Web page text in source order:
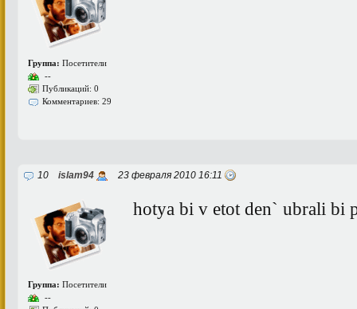
Группа: Посетители
--
Публикаций: 0
Комментариев: 29
10 islam94 23 февраля 2010 16:11
Группа: Посетители
--
hotya bi v etot den` ubrali bi